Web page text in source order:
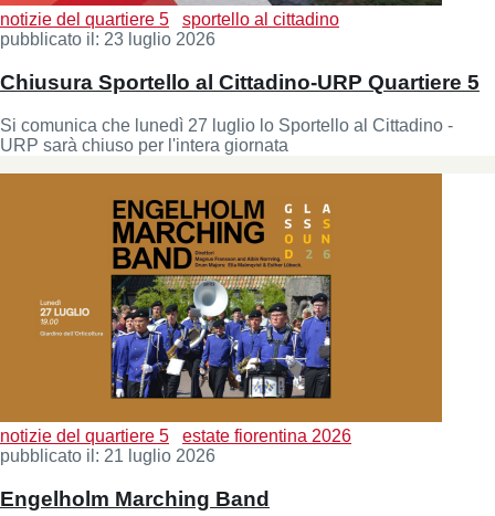
notizie del quartiere 5
sportello al cittadino
pubblicato il: 23 luglio 2026
Chiusura Sportello al Cittadino-URP Quartiere 5
Si comunica che lunedì 27 luglio lo Sportello al Cittadino -
URP sarà chiuso per l'intera giornata
notizie del quartiere 5
estate fiorentina 2026
pubblicato il: 21 luglio 2026
Engelholm Marching Band